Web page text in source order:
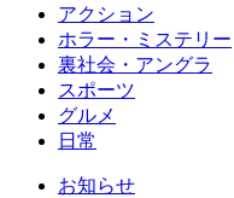
アクション
ホラー・ミステリー
裏社会・アングラ
スポーツ
グルメ
日常
お知らせ